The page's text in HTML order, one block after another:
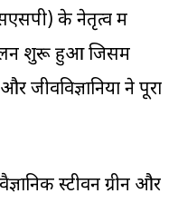
के नेतृत्व में
शुरू हुआ जिसमें
जीवविज्ञानियों ने पूरा
स्टीवन ग्रीन और